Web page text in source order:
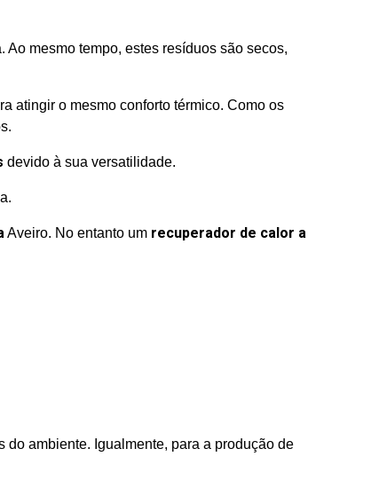
mesmo tempo, estes resíduos são secos,
atingir o mesmo conforto térmico. Como os
devido à sua versatilidade.
Aveiro. No entanto um recuperador de calor a
ambiente. Igualmente, para a produção de